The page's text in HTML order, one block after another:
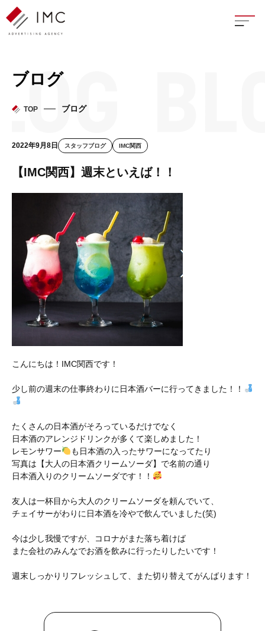
座談
ブログ
TOP ブログ
2022年9月8日 スタッフブログ IMC関西
【IMC関西】週末といえば！！
こんにちは！IMC関西です！
少し前の週末の仕事終わりに日本酒バーに行ってきました！！
たくさんの日本酒がそろっているだけでなく
日本酒のアレンジドリンクが多くて楽しめました！
レモンサワー
も日本酒の入ったサワーになってたり
写真は【大人の日本酒クリームソーダ】で名前の通り
日本酒入りのクリームソーダです！！
友人は一杯目から大人のクリームソーダを頼んでいて、
チェイサーがわりに日本酒を冷やで飲んでいました(笑)
今は少し我慢ですが、コロナがまた落ち着けば
また会社のみんなでお酒を飲みに行ったりしたいです！
週末しっかりリフレッシュして、また切り替えてがんばります！